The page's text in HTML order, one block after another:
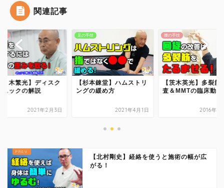
関連記事
本錬堂】ハムストリ
の緩め方
2021年4月1日
腰の手技
【茨木英光】多裂筋の検
査＆MMTの臨床動画
2016年1月15日
腰の手技
【佐々木繁光】ディ
テクニックの解説
2021年2
【北村剛史】経絡を使うと施術の幅が広
がる！
和の健康法
DVDショップ